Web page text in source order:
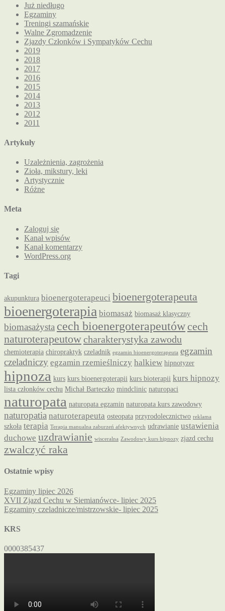
Już niedługo
Egzaminy
Treningi szamańskie
Walne Zgromadzenie
Zjazdy Członków i Sympatyków Cechu
2019
2018
2017
2016
2015
2014
2013
2012
2011
Artykuły
Uzależnienia, zagrożenia
Zioła, mikstury, leki
Artystycznie
Różne
Meta
Zaloguj się
Kanał wpisów
Kanał komentarzy
WordPress.org
Tagi
akupunktura bioenergoterapeuci bioenergoterapeuta
bioenergoterapia biomasaż biomasaż klasyczny
biomasażysta cech bioenergoterapeutów cech
naturoterapeutowcharakterystyka zawodu
chemioterapia chiropraktyk czeladnik egzamin bioenergoterapeuta egzamin
czeladniczy egzamin rzemieślniczy halkiew hipnotyzer
hipnoza kurs kurs bioenergoterapii kurs bioterapii kurs hipnozy
lista członków cechu Michał Barteczko mindclinic naturopaci
naturopata naturopata egzamin naturopata kurs zawodowy
naturopatia naturoterapeuta osteopata przyrodolecznictwo reklama
szkoła terapia Terapia manualna zaburzeń afektywnych udrawianie ustawienia
duchowe uzdrawianie wisceralna Zawodowy kurs hipnozy zjazd cechu
zwalczyć raka
Ostatnie wpisy
Egzaminy lipiec 2026
XVII Zjazd Cechu w Siemianówce- lipiec 2025
Egzaminy czeladnicze/mistrzowskie- lipiec 2025
KRS
0000385437